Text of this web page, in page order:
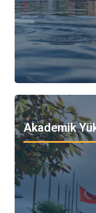
Akademik